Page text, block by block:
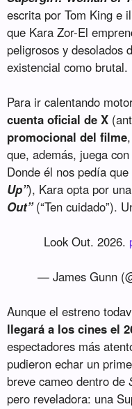
escrita por Tom King e
que Kara Zor-El
peligrosos y desolados
existencial como brutal.
Para ir calentando
cuenta oficial de X
promocional del filme
que, además, juega
Donde él nos pedía
Up”), Kara opta por
Out”(“Ten cuidado”).
Look Out. 2026.
— James Gunn
Aunque el estreno
llegará a los cines el
espectadores más
pudieron echar un
breve cameo dentro de
pero reveladora: una